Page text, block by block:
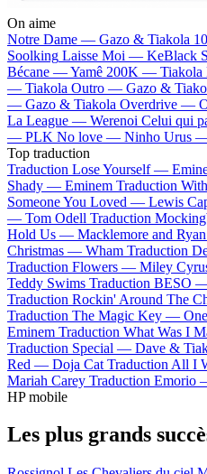
On aime
Notre Dame — Gazo & Tiakola
Soolking Laisse Moi — KeBlack
Bécane —Yamê 200K — Tiakola
— Tiakola Outro — Gazo &
— Gazo & Tiakola Overdrive —
La League — Werenoi Celui qui
— PLK No love — Ninho Urus
Top traduction
Traduction Lose Yourself —
Shady — Eminem Traduction
Someone You Loved — Lewis
— Tom Odell Traduction
Hold Us — Macklemore and
Christmas — Wham Traduction
Traduction Flowers — Miley
Teddy Swims Traduction BESO
Traduction Rockin' Around The
Traduction The Magic Key —
Eminem Traduction What Was I
Traduction Special — Dave &
Red — Doja Cat Traduction All I
Mariah Carey Traduction Emorio
HP mobile
Les plus grands